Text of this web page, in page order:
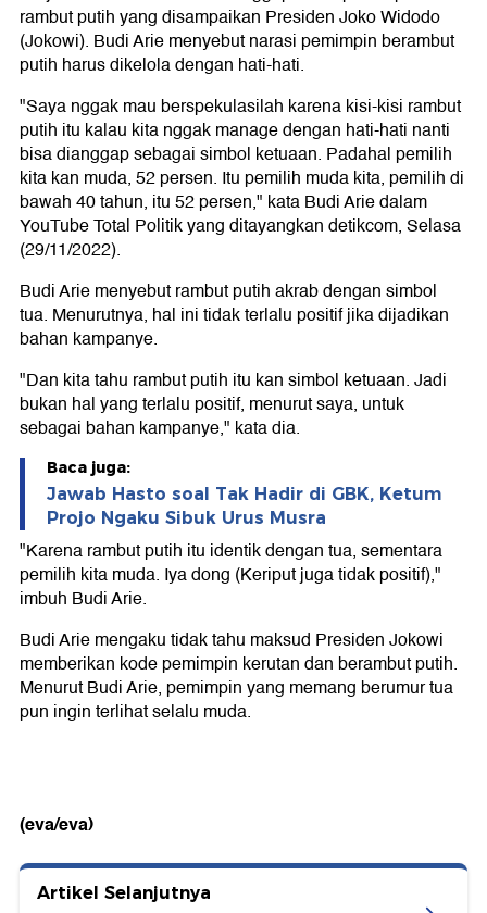
rambut putih yang disampaikan Presiden Joko Widodo
(Jokowi). Budi Arie menyebut narasi pemimpin berambut
putih harus dikelola dengan hati-hati.
"Saya nggak mau berspekulasilah karena kisi-kisi rambut
putih itu kalau kita nggak manage dengan hati-hati nanti
bisa dianggap sebagai simbol ketuaan. Padahal pemilih
kita kan muda, 52 persen. Itu pemilih muda kita, pemilih di
bawah 40 tahun, itu 52 persen," kata Budi Arie dalam
YouTube Total Politik yang ditayangkan detikcom, Selasa
(29/11/2022).
Budi Arie menyebut rambut putih akrab dengan simbol
tua. Menurutnya, hal ini tidak terlalu positif jika dijadikan
bahan kampanye.
"Dan kita tahu rambut putih itu kan simbol ketuaan. Jadi
bukan hal yang terlalu positif, menurut saya, untuk
sebagai bahan kampanye," kata dia.
Baca juga:
Jawab Hasto soal Tak Hadir di GBK, Ketum
Projo Ngaku Sibuk Urus Musra
"Karena rambut putih itu identik dengan tua, sementara
pemilih kita muda. Iya dong (Keriput juga tidak positif),"
imbuh Budi Arie.
Budi Arie mengaku tidak tahu maksud Presiden Jokowi
memberikan kode pemimpin kerutan dan berambut putih.
Menurut Budi Arie, pemimpin yang memang berumur tua
pun ingin terlihat selalu muda.
(eva/eva)
Artikel Selanjutnya